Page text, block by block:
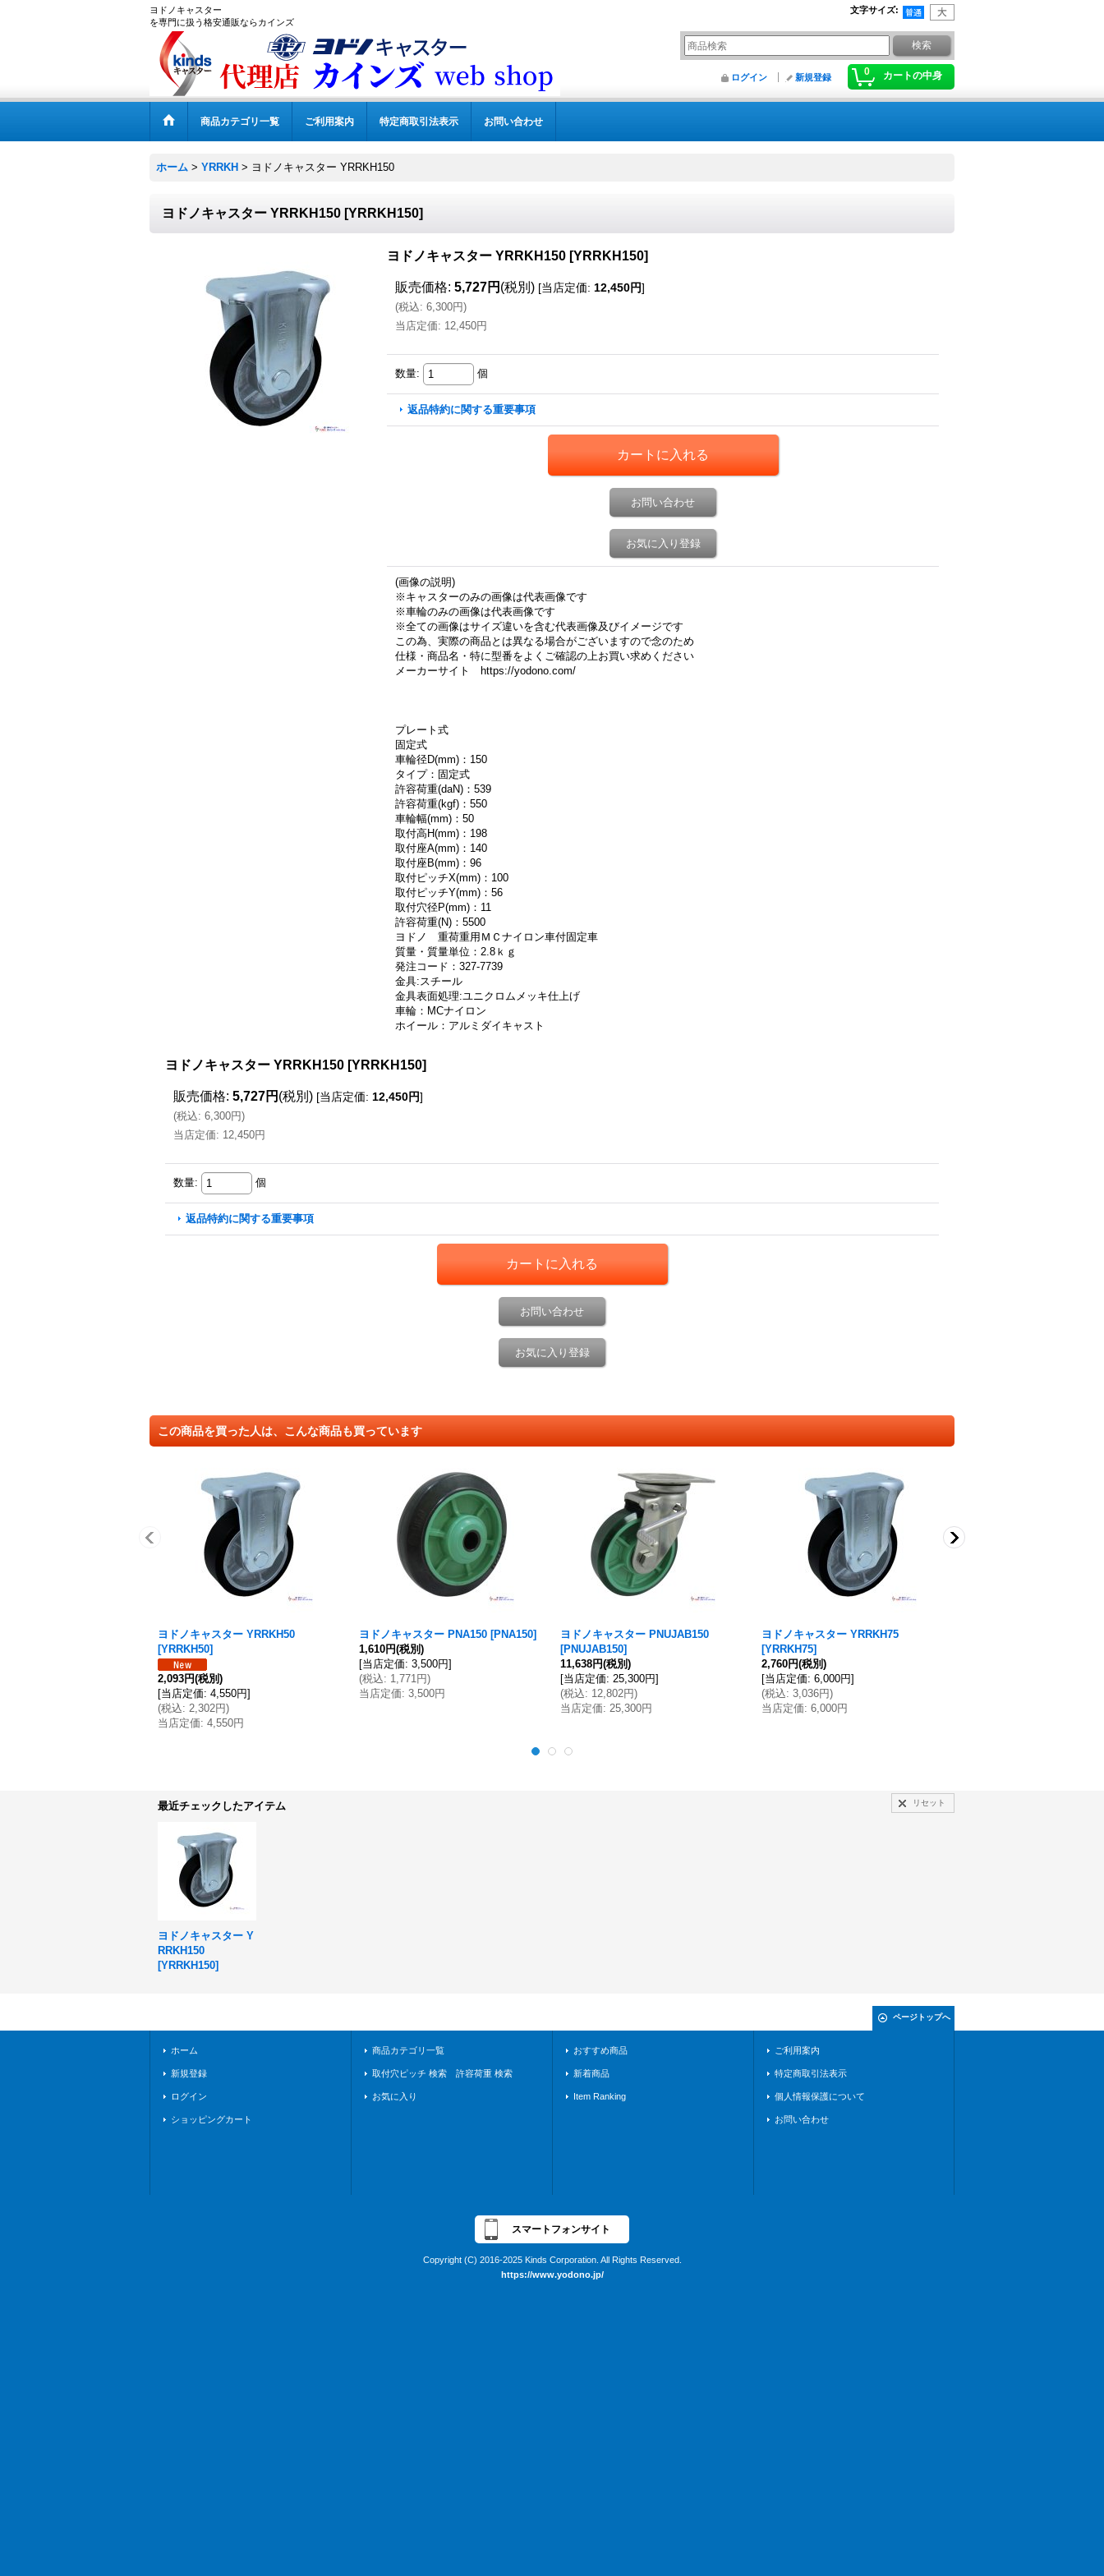
ヨドノキャスター
を専門に扱う格安通販ならカインズ
文字サイズ:
0 カートの中身
ログイン 新規登録
商品カテゴリ一覧 ご利用案内 特定商取引法表示 お問い合わせ
ホーム > YRRKH > ヨドノキャスター YRRKH150
ヨドノキャスター YRRKH150 [YRRKH150]
ヨドノキャスター YRRKH150 [YRRKH150]
販売価格: 5,727円 (税別) [当店定価: 12,450円]
(税込: 6,300円)
当店定価: 12,450円
数量: 個
返品特約に関する重要事項
お問い合わせ
お気に入り登録
(画像の説明)
※キャスターのみの画像は代表画像です
※車輪のみの画像は代表画像です
※全ての画像はサイズ違いを含む代表画像及びイメージです
この為、実際の商品とは異なる場合がございますので念のため
仕様・商品名・特に型番をよくご確認の上お買い求めください
メーカーサイト https://yodono.com/
プレート式
固定式
車輪径D(mm)：150
タイプ：固定式
許容荷重(daN)：539
許容荷重(kgf)：550
車輪幅(mm)：50
取付高H(mm)：198
取付座A(mm)：140
取付座B(mm)：96
取付ピッチX(mm)：100
取付ピッチY(mm)：56
取付穴径P(mm)：11
許容荷重(N)：5500
ヨドノ 重荷重用ＭＣナイロン車付固定車
質量・質量単位：2.8ｋｇ
発注コード：327-7739
金具:スチール
金具表面処理:ユニクロムメッキ仕上げ
車輪：MCナイロン
ホイール：アルミダイキャスト
ヨドノキャスター YRRKH150 [YRRKH150]
販売価格: 5,727円 (税別) [当店定価: 12,450円]
(税込: 6,300円)
当店定価: 12,450円
数量: 個
返品特約に関する重要事項
お問い合わせ
お気に入り登録
この商品を買った人は、こんな商品も買っています
ヨドノキャスター YRRKH50
[YRRKH50]
2,093円(税別)
[当店定価: 4,550円]
(税込: 2,302円)
当店定価: 4,550円
ヨドノキャスター PNA150 [PNA150]
1,610円(税別)
[当店定価: 3,500円]
(税込: 1,771円)
当店定価: 3,500円
ヨドノキャスター PNUJAB150
[PNUJAB150]
11,638円(税別)
[当店定価: 25,300円]
(税込: 12,802円)
当店定価: 25,300円
ヨドノキャスター YRRKH75
[YRRKH75]
2,760円(税別)
[当店定価: 6,000円]
(税込: 3,036円)
当店定価: 6,000円
最近チェックしたアイテム リセット
ヨドノキャスター Y
RRKH150
[YRRKH150]
ページトップへ
ホーム
新規登録
ログイン
ショッピングカート
商品カテゴリ一覧
取付穴ピッチ 検索 許容荷重 検索
お気に入り
おすすめ商品
新着商品
Item Ranking
ご利用案内
特定商取引法表示
個人情報保護について
お問い合わせ
スマートフォンサイト
Copyright (C) 2016-2025 Kinds Corporation. All Rights Reserved.
https://www.yodono.jp/